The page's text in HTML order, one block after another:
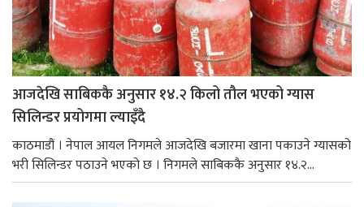
आजदेखि साबिककै अनुसार १४.२ किलो तौल भएको ग्यास
सिलिन्डर प्रयोगमा ल्याइँदै
काठमाडौं । नेपाल आयल निगमले आजदेखि बजारमा खाना पकाउने ग्यासको
भरी सिलिन्डर पठाउने भएको छ । निगमले साबिककै अनुसार १४.२...